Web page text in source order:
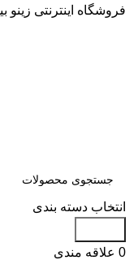
فروشگاه اینترنتی زینو
انتخاب دسته بندی
0 علاقه مندی